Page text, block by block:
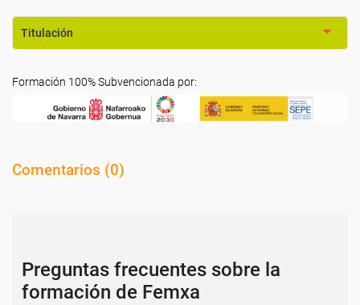
Titulación
Formación 100% Subvencionada por:
Comentarios (0)
Preguntas frecuentes sobre la
formación de Femxa